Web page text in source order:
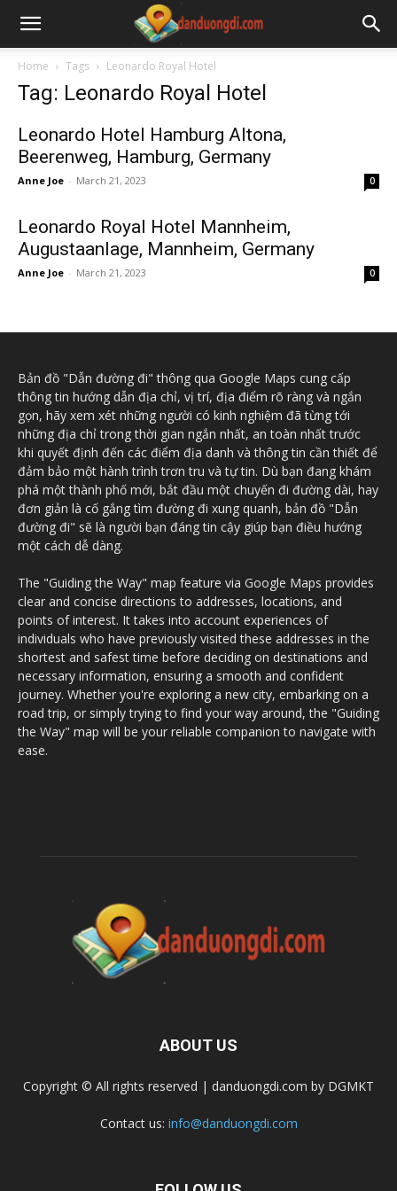
Home Tags Leonardo Royal Hotel
Tag: Leonardo Royal Hotel
Leonardo Hotel Hamburg Altona,
Beerenweg, Hamburg, Germany
Anne Joe - March 21, 2023 0
Leonardo Royal Hotel Mannheim,
Augustaanlage, Mannheim, Germany
Anne Joe - March 21, 2023 0
Bản đồ "Dẫn đường đi" thông qua Google Maps cung cấp
thông tin hướng dẫn địa chỉ, vị trí, địa điểm rõ ràng và ngắn
gọn, hãy xem xét những người có kinh nghiệm đã từng tới
những địa chỉ trong thời gian ngắn nhất, an toàn nhất trước
khi quyết định đến các điểm địa danh và thông tin cần thiết để
đảm bảo một hành trình trơn tru và tự tin. Dù bạn đang khám
phá một thành phố mới, bắt đầu một chuyến đi đường dài, hay
đơn giản là cố gắng tìm đường đi xung quanh, bản đồ "Dẫn
đường đi" sẽ là người bạn đáng tin cậy giúp bạn điều hướng
một cách dễ dàng.
The "Guiding the Way" map feature via Google Maps provides
clear and concise directions to addresses, locations, and
points of interest. It takes into account experiences of
individuals who have previously visited these addresses in the
shortest and safest time before deciding on destinations and
necessary information, ensuring a smooth and confident
journey. Whether you're exploring a new city, embarking on a
road trip, or simply trying to find your way around, the "Guiding
the Way" map will be your reliable companion to navigate with
ease.
ABOUT US
Copyright © All rights reserved | danduongdi.com by DGMKT
Contact us: info@danduongdi.com